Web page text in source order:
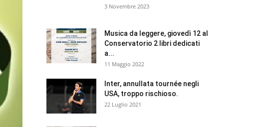
3 Novembre 2023
Musica da leggere, giovedì 12 al
Conservatorio 2 libri dedicati
a...
11 Maggio 2022
Inter, annullata tournée negli
USA, troppo rischioso.
22 Luglio 2021